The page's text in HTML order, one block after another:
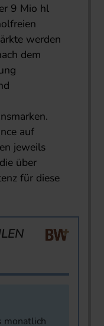
9 Mio hl
werden
dem
auf
jeweils
über
für diese
monatlich